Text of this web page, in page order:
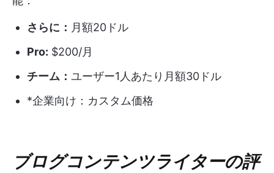
さらに： 月額20ドル
Pro: $200/月
チーム： ユーザー1人あたり月額30ドル
*企業向け：カスタム価格
ブログコンテンツライターの評